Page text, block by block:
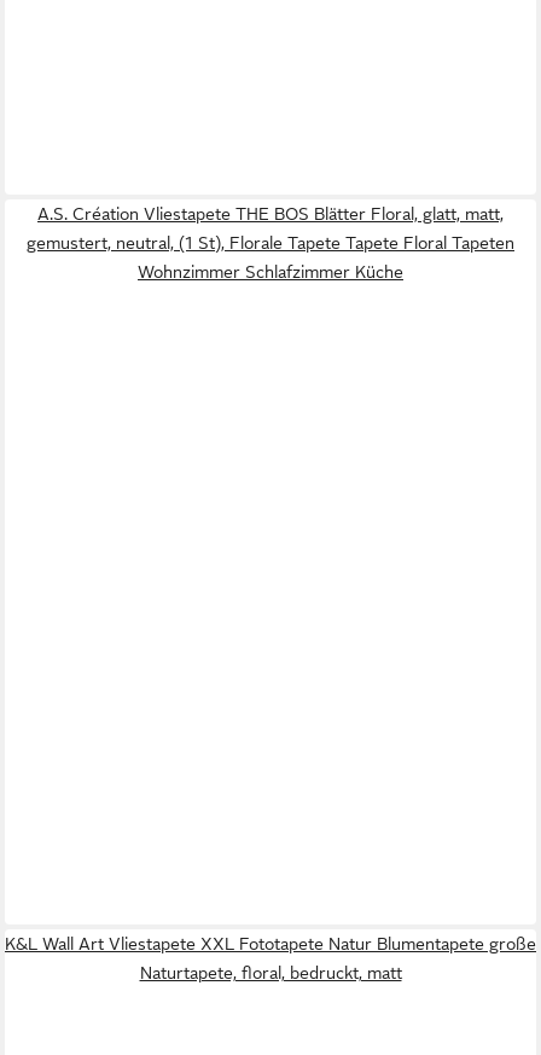
A.S. Création Vliestapete THE BOS Blätter Floral, glatt, matt,
gemustert, neutral, (1 St), Florale Tapete Tapete Floral Tapeten
Wohnzimmer Schlafzimmer Küche
K&L Wall Art Vliestapete XXL Fototapete Natur Blumentapete große
Naturtapete, floral, bedruckt, matt